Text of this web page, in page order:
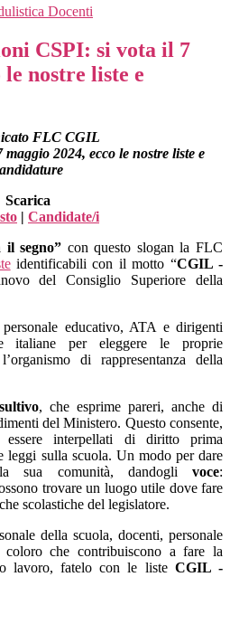
Docenti
CSPI: si vota il 7
le nostre liste e
FLC CGIL
2024, ecco le nostre liste e
Scarica
| Candidate/i
il segno” con questo slogan la FLC
identificabili con il motto “CGIL -
del Consiglio Superiore della
educativo, ATA e dirigenti
per eleggere le proprie
di rappresentanza della
, che esprime pareri, anche di
del Ministero. Questo consente,
interpellati di diritto prima
leggi sulla scuola. Un modo per dare
sua comunità, dandogli voce:
trovare un luogo utile dove fare
scolastiche del legislatore.
della scuola, docenti, personale
che contribuiscono a fare la
lavoro, fatelo con le liste CGIL -